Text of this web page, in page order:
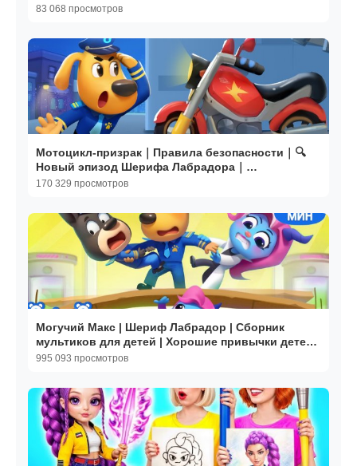
83 068 просмотров
Мотоцикл-призрак｜Правила безопасности｜🔍
Новый эпизод Шерифа Лабрадора｜
Развивающие мультики｜BabyBus
170 329 просмотров
Могучий Макс | Шериф Лабрадор | Сборник
мультиков для детей | Хорошие привычки детей |
BabyBus
995 093 просмотров